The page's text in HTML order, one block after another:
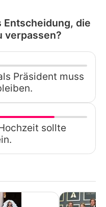
Entscheidung, die
verpassen?
Präsident muss
sollte